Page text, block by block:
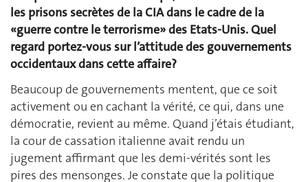
les prisons secrètes de la CIA dans le cadre de la
«guerre contre le terrorisme» des Etats-Unis. Quel
regard portez-vous sur l’attitude des gouvernements
occidentaux dans cette affaire?
Beaucoup de gouvernements mentent, que ce soit
activement ou en cachant la vérité, ce qui, dans une
démocratie, revient au même. Quand j’étais étudiant,
la cour de cassation italienne avait rendu un
jugement affirmant que les demi-vérités sont les
pires des mensonges. Je constate que la politique